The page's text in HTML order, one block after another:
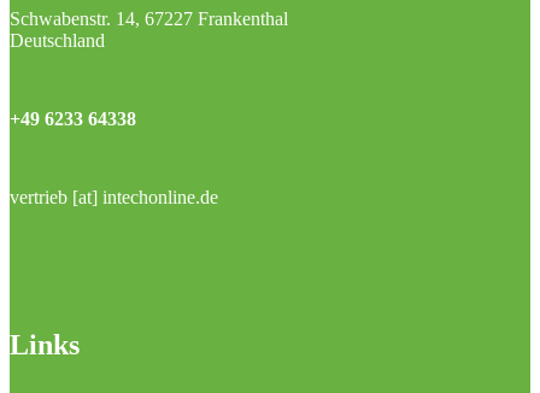
Schwabenstr. 14, 67227 Frankenthal
Deutschland
+49 6233 64338
vertrieb [at] intechonline.de
Links